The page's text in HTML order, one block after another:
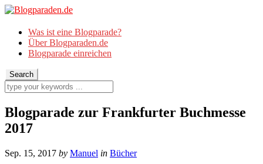
Was ist eine Blogparade?
Über Blogparaden.de
Blogparade einreichen
Blogparade zur Frankfurter Buchmesse
2017
Sep. 15, 2017 by Manuel in Bücher